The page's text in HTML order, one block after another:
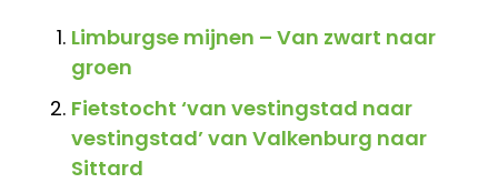
Limburgse mijnen – Van zwart naar
groen
Fietstocht ‘van vestingstad naar
vestingstad’ van Valkenburg naar
Sittard